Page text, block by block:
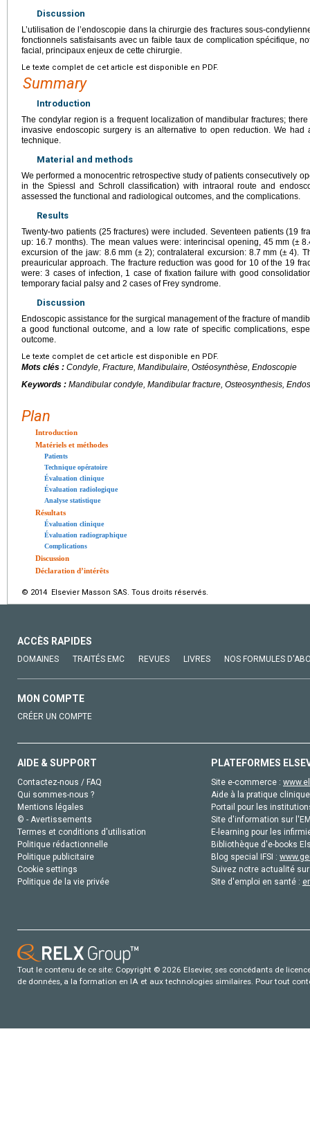
Discussion
L’utilisation de l’endoscopie dans la chirurgie des fractures sous-
fonctionnels satisfaisants avec un faible taux de complication spécifique,
facial, principaux enjeux de cette chirurgie.
Le texte complet de cet article est disponible en PDF.
Summary
Introduction
The condylar region is a frequent localization of mandibular fractures;
invasive endoscopic surgery is an alternative to open reduction. We
technique.
Material and methods
We performed a monocentric retrospective study of patients consecutively
in the Spiessl and Schroll classification) with intraoral route and
assessed the functional and radiological outcomes, and the complications.
Results
Twenty-two patients (25 fractures) were included. Seventeen patients (19
up: 16.7 months). The mean values were: interincisal opening, 45 mm (±
excursion of the jaw: 8.6 mm (± 2); contralateral excursion: 8.7 mm (± 4).
preauricular approach. The fracture reduction was good for 10 of the 19
were: 3 cases of infection, 1 case of fixation failure with good
temporary facial palsy and 2 cases of Frey syndrome.
Discussion
Endoscopic assistance for the surgical management of the fracture of
a good functional outcome, and a low rate of specific complications,
outcome.
Le texte complet de cet article est disponible en PDF.
Mots clés : Condyle, Fracture, Mandibulaire, Ostéosynthèse, Endoscopie
Keywords : Mandibular condyle, Mandibular fracture, Osteosynthesis,
Plan
Introduction
Matériels et méthodes
Patients
Technique opératoire
Évaluation clinique
Évaluation radiologique
Analyse statistique
Résultats
Évaluation clinique
Évaluation radiographique
Complications
Discussion
Déclaration d’intérêts
© 2014 Elsevier Masson SAS. Tous droits réservés.
ACCÈS RAPIDES
DOMAINES TRAITÉS EMC REVUES LIVRES NOS FORMULES
MON COMPTE
CRÉER UN COMPTE
AIDE & SUPPORT
Contactez-nous / FAQ
Qui sommes-nous ?
Mentions légales
© - Avertissements
Termes et conditions d'utilisation
Politique rédactionnelle
Politique publicitaire
Cookie settings
Politique de la vie privée
PLATEFORMES
Site e-commerce :
Aide à la pratique
Portail pour les
Site d'information sur
E-learning pour les
Bibliothèque d'e-books
Blog special IFSI :
Suivez notre actualité
Site d'emploi en santé :
Tout le contenu de ce site: Copyright © 2026 Elsevier, ses concédants de
de données, a la formation en IA et aux technologies similaires. Pour tout